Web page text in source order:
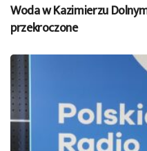
Woda w Kazimierzu
przekroczone